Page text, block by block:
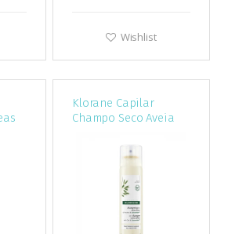
Wishlist
Klorane Capilar
Champo Seco Aveia